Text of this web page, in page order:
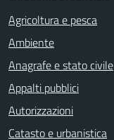
Agricoltura e pesca
Ambiente
Anagrafe e stato civile
Appalti pubblici
Autorizzazioni
Catasto e urbanistica